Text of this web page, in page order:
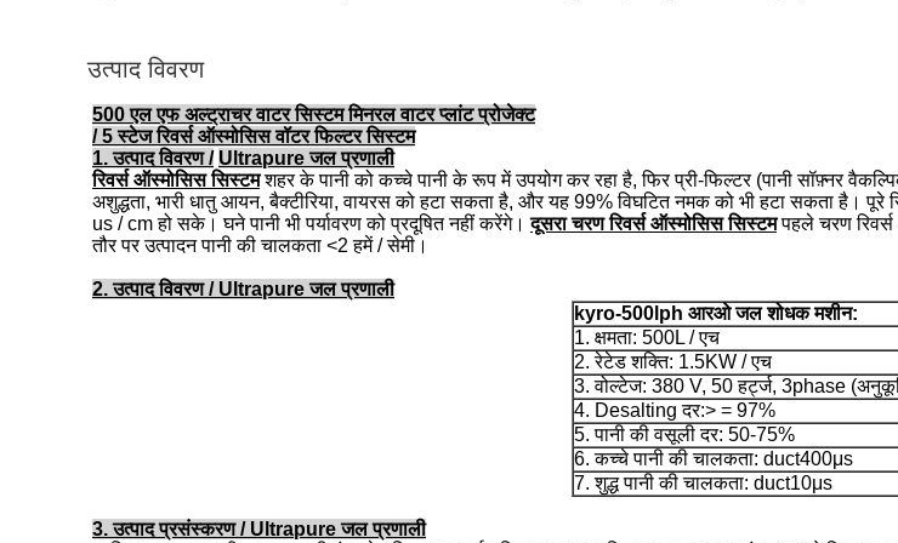
उत्पाद विवरण
500 एल एफ अल्ट्राचर वाटर सिस्टम मिनरल वाटर प्लांट प्रोजेक्ट
/ 5 स्टेज रिवर्स ऑस्मोसिस वॉटर फिल्टर सिस्टम
1. उत्पाद विवरण / Ultrapure जल प्रणाली
रिवर्स ऑस्मोसिस सिस्टमशहर के पानी को कच्चे पानी के रूप में उपयोग कर रहा है, फिर प्री-फिल्टर (पानी सॉफ़्नर
अशुद्धता, भारी धातु आयन, बैक्टीरिया, वायरस को हटा सकता है, और यह 99% विघटित नमक को भी हटा सकता है। पूरे
us / cm हो सके। घने पानी भी पर्यावरण को प्रदूषित नहीं करेंगे। दूसरा चरण रिवर्स ऑस्मोसिस सिस्टमपहले चरण रिवर्स
तौर पर उत्पादन पानी की चालकता <2 हमें / सेमी।
2. उत्पाद विवरण / Ultrapure जल प्रणाली
kyro-500lph आरओ जल शोधक मशीन:
1. क्षमता: 500L / एच
2. रेटेड शक्ति: 1.5KW / एच
3. वोल्टेज: 380 V, 50 हर्ट्ज, 3phase
4. Desalting दर:> = 97%
5. पानी की वसूली दर: 50-75%
6. कच्चे पानी की चालकता: duct400μs
7. शुद्ध पानी की चालकता: duct10μs
3. उत्पाद प्रसंस्करण / Ultrapure जल प्रणाली